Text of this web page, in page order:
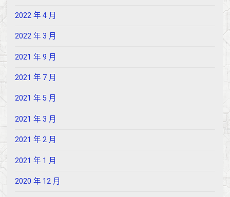
2022 年 4 月
2022 年 3 月
2021 年 9 月
2021 年 7 月
2021 年 5 月
2021 年 3 月
2021 年 2 月
2021 年 1 月
2020 年 12 月